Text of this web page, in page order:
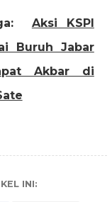
Aksi KSPI
Buruh Jabar
Akbar di
INI: